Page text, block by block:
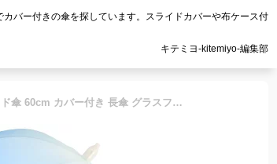
バー付きの傘を探しています。スライドカバーや布ケース付
キテミヨ-kitemiyo-編集部
傘 レディース 楽天 スライド スライド傘 60cm カバー付き 長傘 グラスファイバー エチケット エチケット傘 UV ジャンプ傘 撥水カバー付き グラデーション 雨具 雨傘 ビジネス 通勤 通学 プレゼント 贈り物